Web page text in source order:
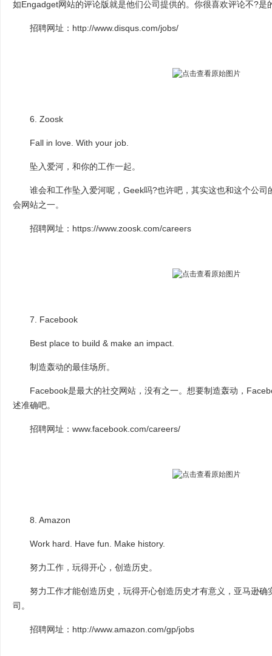
如Engadget网站的评论版就是他们公司提供的。你很喜欢评论不?是
招聘网址：http://www.disqus.com/jobs/
6. Zoosk
Fall in love. With your job.
坠入爱河，和你的工作一起。
谁会和工作坠入爱河呢，Geek吗?也许吧，其实这也和这个公司
会网站之一。
招聘网址：https://www.zoosk.com/careers
7. Facebook
Best place to build & make an impact.
制造轰动的最佳场所。
Facebook是最大的社交网站，没有之一。想要制造轰动，
述准确吧。
招聘网址：www.facebook.com/careers/
8. Amazon
Work hard. Have fun. Make history.
努力工作，玩得开心，创造历史。
努力工作才能创造历史，玩得开心创造历史才有意义，亚马逊确
司。
招聘网址：http://www.amazon.com/gp/jobs